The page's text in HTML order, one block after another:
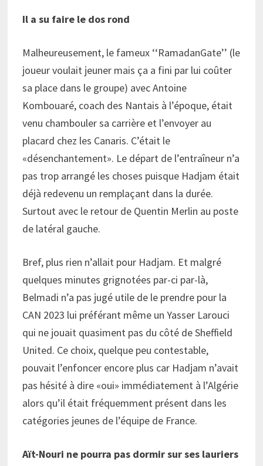
Il a su faire le dos rond
Malheureusement, le fameux ‘‘RamadanGate’’ (le
joueur voulait jeuner mais ça a fini par lui coûter
sa place dans le groupe) avec Antoine
Kombouaré, coach des Nantais à l’époque, était
venu chambouler sa carrière et l’envoyer au
placard chez les Canaris. C’était le
«désenchantement». Le départ de l’entraîneur n’a
pas trop arrangé les choses puisque Hadjam était
déjà redevenu un remplaçant dans la durée.
Surtout avec le retour de Quentin Merlin au poste
de latéral gauche.
Bref, plus rien n’allait pour Hadjam. Et malgré
quelques minutes grignotées par-ci par-là,
Belmadi n’a pas jugé utile de le prendre pour la
CAN 2023 lui préférant même un Yasser Larouci
qui ne jouait quasiment pas du côté de Sheffield
United. Ce choix, quelque peu contestable,
pouvait l’enfoncer encore plus car Hadjam n’avait
pas hésité à dire «oui» immédiatement à l’Algérie
alors qu’il était fréquemment présent dans les
catégories jeunes de l’équipe de France.
Aït-Nouri ne pourra pas dormir sur ses lauriers